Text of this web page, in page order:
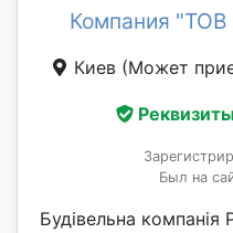
Компания
Киев (Может
Был на
Будівельна компанія